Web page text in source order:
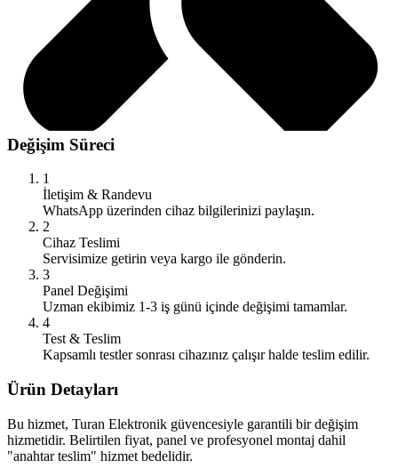
Değişim Süreci
1
İletişim & Randevu
WhatsApp üzerinden cihaz bilgilerinizi paylaşın.
2
Cihaz Teslimi
Servisimize getirin veya kargo ile gönderin.
3
Panel Değişimi
Uzman ekibimiz 1-3 iş günü içinde değişimi tamamlar.
4
Test & Teslim
Kapsamlı testler sonrası cihazınız çalışır halde teslim edilir.
Ürün Detayları
Bu hizmet, Turan Elektronik güvencesiyle garantili bir değişim
hizmetidir. Belirtilen fiyat, panel ve profesyonel montaj dahil
"anahtar teslim" hizmet bedelidir.